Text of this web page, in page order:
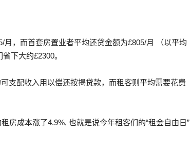
，而首套房置业者平均还贷金额为£805/月 （以平均
下大约£2300。
支配收入用以偿还按揭贷款，而租客则平均需要花费
房成本涨了4.9%, 也就是说今年租客们的“租金自由日”